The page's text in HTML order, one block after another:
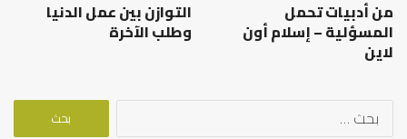
من أدبيات تحمل
المسؤلية – إسلام أون
لاين
التوازن بين عمل الدنيا
وطلب الآخرة
البحث